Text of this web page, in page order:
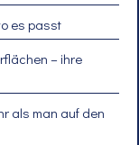
es passt
– ihre
als man auf den